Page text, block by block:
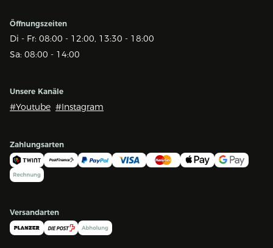
Öffnungszeiten
Di - Fr: 08:00 - 12:00, 13:30 - 18:00
Sa: 08:00 - 14:00
Unsere Kanäle
#Youtube #Instagram
Zahlungsarten
Versandarten